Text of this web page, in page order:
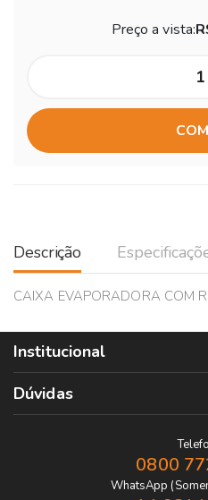
Preço a vista:
Descrição
CAIXA EVAPORADORA COM
Institucional
Dúvidas
0800
WhatsApp